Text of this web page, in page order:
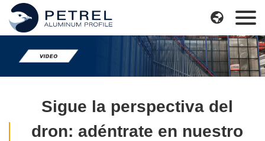
Skip
content

Sigue la perspectiva del
dron: adéntrate en nuestro